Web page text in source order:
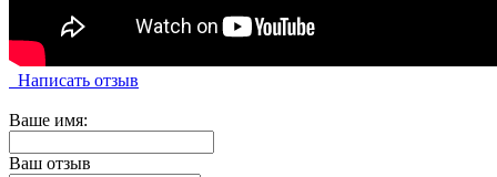
Написать отзыв
Ваше имя:
Ваш отзыв